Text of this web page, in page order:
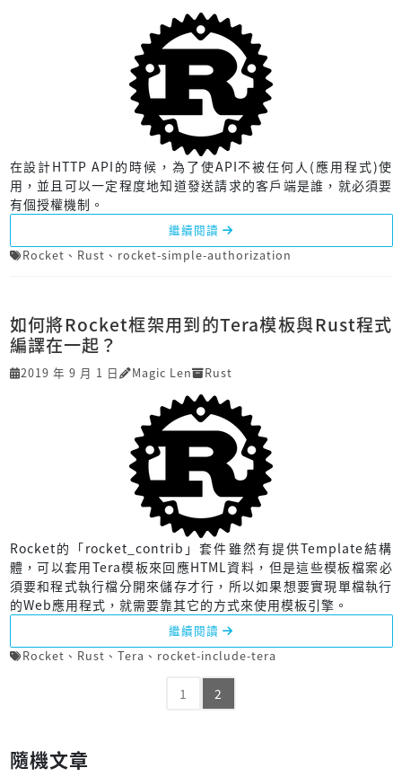
在設計HTTP API的時候，為了使API不被任何人(應用程式)使
用，並且可以一定程度地知道發送請求的客戶端是誰，就必須要
有個授權機制。
繼續閱讀
Rocket 、 Rust 、 rocket-simple-authorization
如何將Rocket框架用到的Tera模板與Rust程式
編譯在一起？
2019 年 9 月 1 日 Magic Len Rust
Rocket的「rocket_contrib」套件雖然有提供Template結構
體，可以套用Tera模板來回應HTML資料，但是這些模板檔案必
須要和程式執行檔分開來儲存才行，所以如果想要實現單檔執行
的Web應用程式，就需要靠其它的方式來使用模板引擎。
繼續閱讀
Rocket 、 Rust 、 Tera 、 rocket-include-tera
1 2
隨機文章